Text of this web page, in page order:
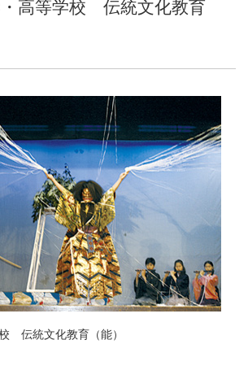
・高等学校 伝統文化教育
伝統文化教育（能）